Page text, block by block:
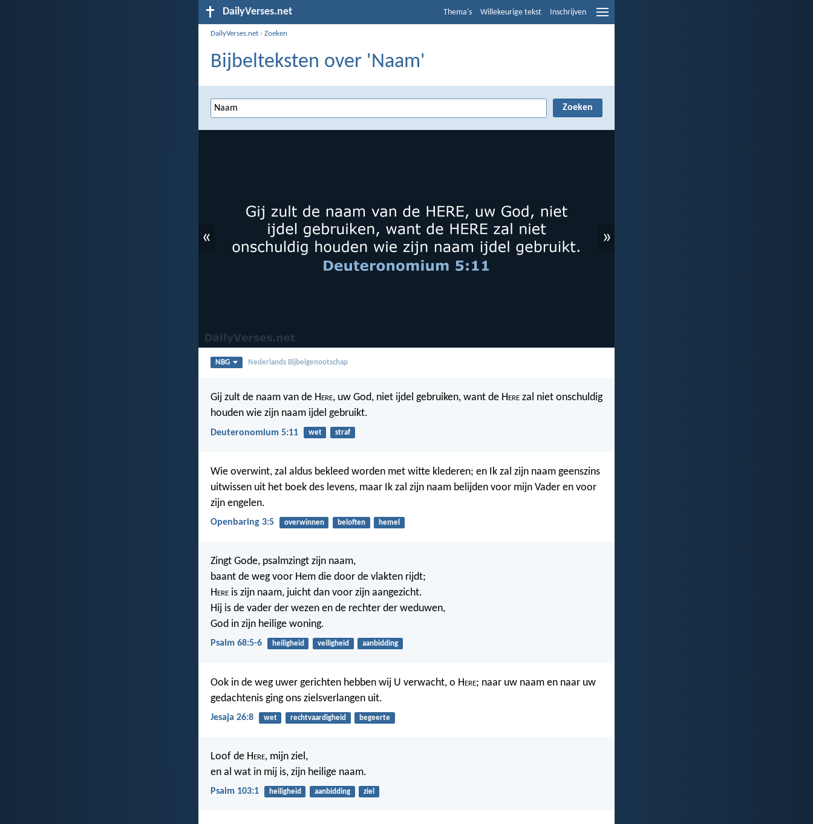
DailyVerses.net Thema's Willekeurige tekst Inschrijven
DailyVerses.net ›Zoeken
Bijbelteksten over 'Naam'
« »
NBG Nederlands Bijbelgenootschap
Gij zult de naam van de Here, uw God, niet ijdel gebruiken, want de Here zal niet onschuldig
houden wie zijn naam ijdel gebruikt.
Deuteronomium 5:11 wet straf
Wie overwint, zal aldus bekleed worden met witte klederen; en Ik zal zijn naam geenszins
uitwissen uit het boek des levens, maar Ik zal zijn naam belijden voor mijn Vader en voor
zijn engelen.
Openbaring 3:5 overwinnen beloften hemel
Zingt Gode, psalmzingt zijn naam,
baant de weg voor Hem die door de vlakten rijdt;
Here is zijn naam, juicht dan voor zijn aangezicht.
Hij is de vader der wezen en de rechter der weduwen,
God in zijn heilige woning.
Psalm 68:5-6 heiligheid veiligheid aanbidding
Ook in de weg uwer gerichten hebben wij U verwacht, o Here; naar uw naam en naar uw
gedachtenis ging ons zielsverlangen uit.
Jesaja 26:8 wet rechtvaardigheid begeerte
Loof de Here, mijn ziel,
en al wat in mij is, zijn heilige naam.
Psalm 103:1 heiligheid aanbidding ziel